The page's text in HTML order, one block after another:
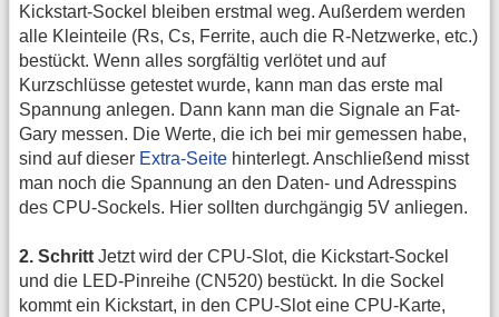
Kickstart-Sockel bleiben erstmal weg. Außerdem werden
alle Kleinteile (Rs, Cs, Ferrite, auch die R-Netzwerke, etc.)
bestückt. Wenn alles sorgfältig verlötet und auf
Kurzschlüsse getestet wurde, kann man das erste mal
Spannung anlegen. Dann kann man die Signale an Fat-
Gary messen. Die Werte, die ich bei mir gemessen habe,
sind auf dieser Extra-Seite hinterlegt. Anschließend misst
man noch die Spannung an den Daten- und Adresspins
des CPU-Sockels. Hier sollten durchgängig 5V anliegen.
2. Schritt Jetzt wird der CPU-Slot, die Kickstart-Sockel
und die LED-Pinreihe (CN520) bestückt. In die Sockel
kommt ein Kickstart, in den CPU-Slot eine CPU-Karte,